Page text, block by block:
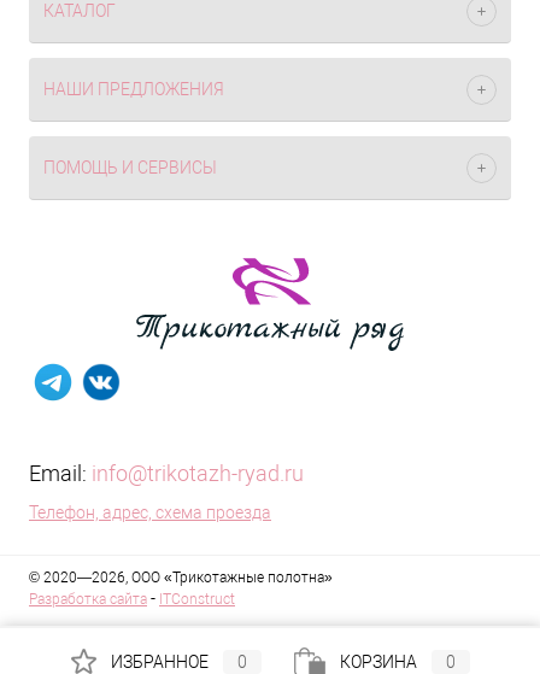
КАТАЛОГ
НАШИ ПРЕДЛОЖЕНИЯ
ПОМОЩЬ И СЕРВИСЫ
Email: info@trikotazh-ryad.ru
Телефон, адрес, схема проезда
© 2020—2026, ООО «Трикотажные полотна»
Разработка сайта - ITConstruct
ИЗБРАННОЕ 0 КОРЗИНА 0